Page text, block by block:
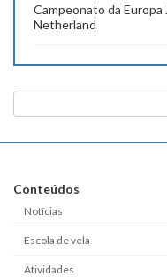
Campeonato da
Netherland
Conteúdos
Notícias
Escola de vela
Atividades